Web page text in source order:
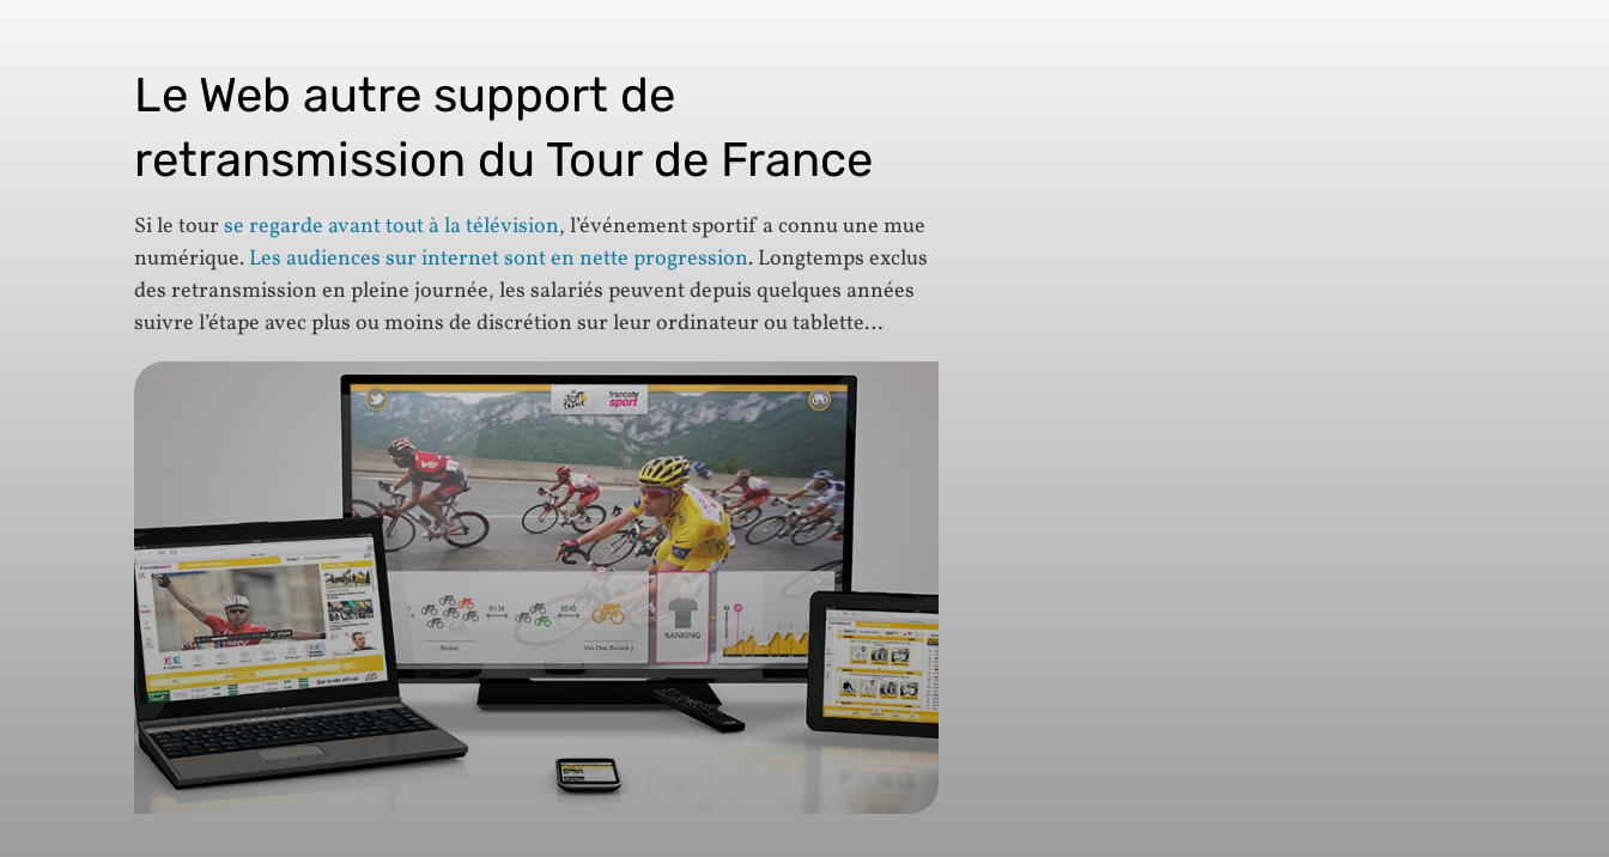
Le Web autre support de
retransmission du Tour de France
Si le tour se regarde avant tout à la télévision, l’événement sportif a connu une mue
numérique. Les audiences sur internet sont en nette progression. Longtemps exclus
des retransmission en pleine journée, les salariés peuvent depuis quelques années
suivre l’étape avec plus ou moins de discrétion sur leur ordinateur ou tablette…